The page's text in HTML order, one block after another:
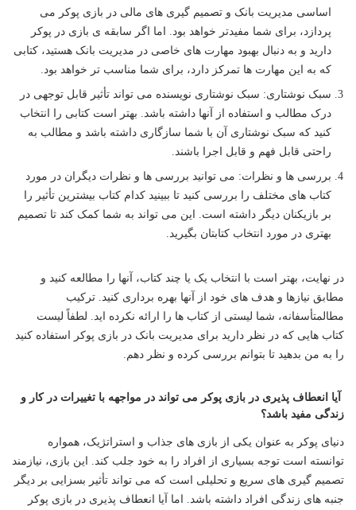
اساسی مدیریت بانک و تصمیم گیری های مالی در بازی پوکر می
پردازد، برای شما مفیدتر خواهد بود. اما اگر سابقه ی بازی در پوکر
دارید و به دنبال بهبود مهارت های خاصی در مدیریت بانک هستید، کتابی
که به این مهارت ها تمرکز دارد، برای شما مناسب تر خواهد بود.
سبک نوشتاری: سبک نوشتاری نویسنده می تواند تأثیر قابل توجهی در
درک مطالب و استفاده از آنها داشته باشد. بهتر است کتابی را انتخاب
کنید که سبک نوشتاری آن با شما سازگاری داشته باشد و مطالب به
راحتی قابل فهم و قابل اجرا باشند.
بررسی ها و نظرات: می توانید بررسی ها و نظرات دیگران در مورد
کتاب های مختلف را بررسی کنید تا ببینید کدام کتاب بیشترین تأثیر را
بر بازیکنان دیگر داشته است. این می تواند به شما کمک کند تا تصمیم
بهتری در مورد انتخاب کتابتان بگیرید.
در نهایت، بهتر است با انتخاب یک یا چند کتاب، آنها را مطالعه کنید و
مطابق نیازها و هدف های خود از آنها بهره برداری کنید. ترکیب
مطالمتأسفانه، شما لیستی از کتاب ها را ارائه نکرده اید. لطفاً لیست
کتاب هایی که در نظر دارید برای مدیریت بانک در بازی پوکر استفاده کنید
را به من بدهید تا بتوانم بررسی کرده و نظر دهم.
آیا انعطاف پذیری در بازی پوکر می تواند در مواجهه با تغییرات در کار و
زندگی مفید باشد؟
دنیای پوکر به عنوان یکی از بازی های جذاب و استراتژیک، همواره
توانسته است توجه بسیاری از افراد را به خود جلب کند. این بازی، نیازمند
تصمیم گیری های سریع و تحلیلی است که می تواند تأثیر بسزایی بر دیگر
جنبه های زندگی افراد داشته باشد. اما آیا انعطاف پذیری در بازی پوکر